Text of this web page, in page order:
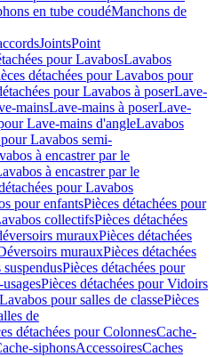
en tube coudéManchons de
JointsPoint
pour LavabosLavabos
détachées pour Lavabos pour
pour Lavabos à poserLave-
mainsLave-mains à poserLave-
Lave-mains d'angleLavabos
Lavabos semi-
à encastrer par le
à encastrer par le
pour Lavabos
pour enfantsPièces détachées pour
collectifsPièces détachées
murauxPièces détachées
murauxPièces détachées
Pièces détachées pour
Pièces détachées pour Vidoirs
Lavabos pour salles de classePièces
de
détachées pour ColonnesCache-
siphonsAccessoiresCaches